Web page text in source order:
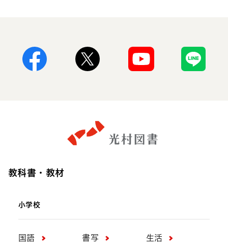
教科書・教材
小学校
国語 書写 生活